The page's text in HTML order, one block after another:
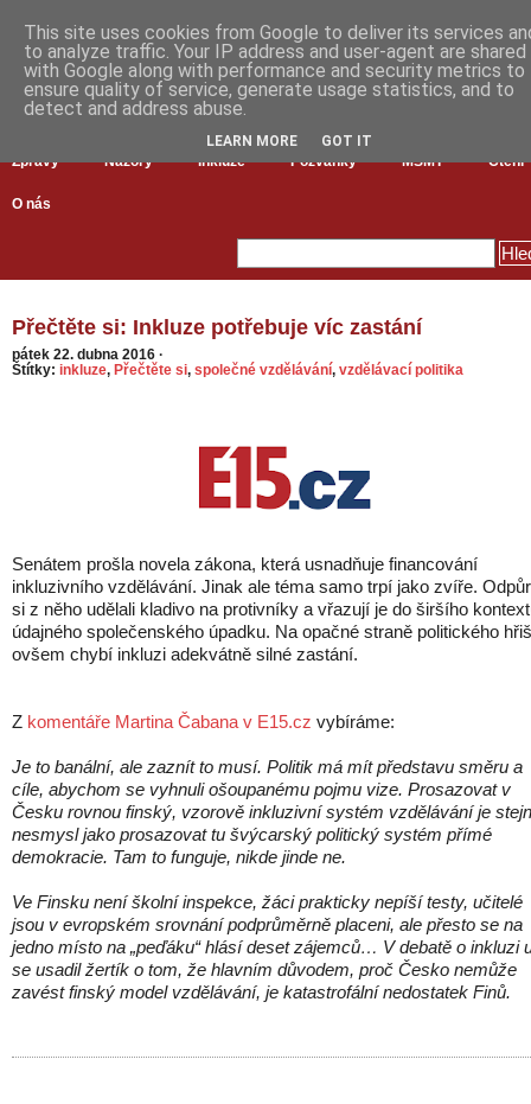
Zprávy Názory Inkluze Pozvánky MŠMT Čtení
O nás
Přečtěte si: Inkluze potřebuje víc zastání
pátek 22. dubna 2016 ·
Štítky: inkluze, Přečtěte si, společné vzdělávání, vzdělávací politika
Senátem prošla novela zákona, která usnadňuje financování
inkluzivního vzdělávání. Jinak ale téma samo trpí jako zvíře.
si z něho udělali kladivo na protivníky a vřazují je do širšího
údajného společenského úpadku. Na opačné straně politického
ovšem chybí inkluzi adekvátně silné zastání.
Z komentáře Martina Čabana v E15.cz vybíráme:
Je to banální, ale zaznít to musí. Politik má mít představu směru a
cíle, abychom se vyhnuli ošoupanému pojmu vize. Prosazovat v
Česku rovnou finský, vzorově inkluzivní systém vzdělávání je
nesmysl jako prosazovat tu švýcarský politický systém přímé
demokracie. Tam to funguje, nikde jinde ne.
Ve Finsku není školní inspekce, žáci prakticky nepíší testy, učitelé
jsou v evropském srovnání podprůměrně placeni, ale přesto se na
jedno místo na „peďáku“ hlásí deset zájemců… V debatě o inkluzi
se usadil žertík o tom, že hlavním důvodem, proč Česko nemůže
zavést finský model vzdělávání, je katastrofální nedostatek Finů.
This site uses cookies from Google to deliver its services
to analyze traffic. Your IP address and user-agent are shared
with Google along with performance and security metrics to
ensure quality of service, generate usage statistics, and to
detect and address abuse.
LEARN MORE GOT IT